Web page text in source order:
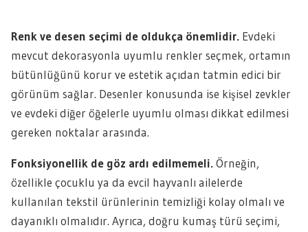
Renk ve desen seçimi de oldukça önemlidir. Evdeki
mevcut dekorasyonla uyumlu renkler seçmek, ortamın
bütünlüğünü korur ve estetik açıdan tatmin edici bir
görünüm sağlar. Desenler konusunda ise kişisel zevkler
ve evdeki diğer öğelerle uyumlu olması dikkat edilmesi
gereken noktalar arasında.
Fonksiyonellik de göz ardı edilmemeli.Örneğin,
özellikle çocuklu ya da evcil hayvanlı ailelerde
kullanılan tekstil ürünlerinin temizliği kolay olmalı ve
dayanıklı olmalıdır. Ayrıca, doğru kumaş türü seçimi,